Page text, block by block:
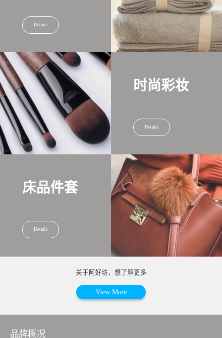
Details
时尚彩妆
Details
床品件套
Details
关于阿好坊，想了解更多
View More
品牌概况